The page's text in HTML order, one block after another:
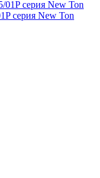
серия New Ton